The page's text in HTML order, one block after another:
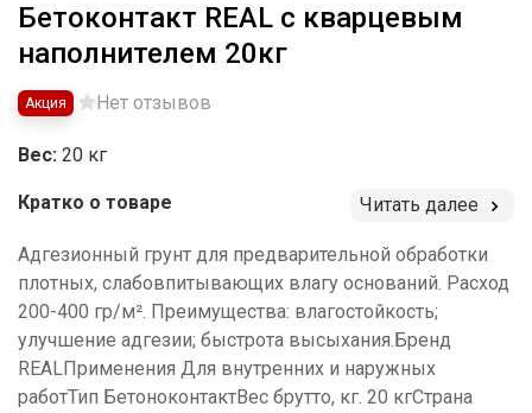
Бетоконтакт REAL с кварцевым
наполнителем 20кг
Акция Нет отзывов
Вес: 20 кг
Кратко о товаре Читать далее
Адгезионный грунт для предварительной обработки
плотных, слабовпитывающих влагу оснований. Расход
200-400 гр/м². Преимущества: влагостойкость;
улучшение адгезии; быстрота высыхания.Бренд
REALПрименения Для внутренних и наружных
работТип БетоноконтактВес брутто, кг. 20 кгСтрана